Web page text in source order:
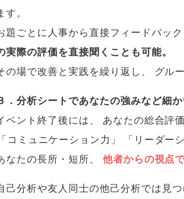
す。
題ごとに人事から直接フィードバッ
実際の評価を直接聞くことも可能。
の場で改善と実践を繰り返し 、 グル
．分析シートであなたの強みなど細
ベント終了後には、 あなたの総合評
「コミュニケーション力 」 「 リーダー
なたの長所・短所、 他者からの視点
己分析や友人同士の他己分析では見